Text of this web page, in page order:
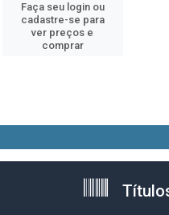
Faça seu login ou
cadastre-se para
ver preços e
comprar